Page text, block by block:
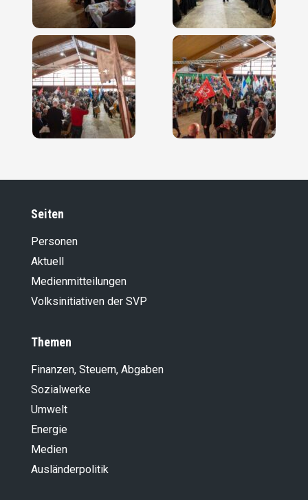
Seiten
Personen
Aktuell
Medienmitteilungen
Volksinitiativen der SVP
Themen
Finanzen, Steuern, Abgaben
Sozialwerke
Umwelt
Energie
Medien
Ausländer­politik